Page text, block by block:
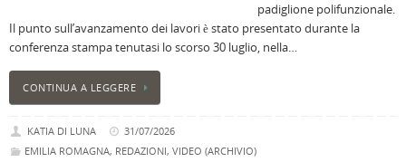
padiglione polifunzionale.
Il punto sull’avanzamento dei lavori è stato presentato durante la
conferenza stampa tenutasi lo scorso 30 luglio, nella…
CONTINUA A LEGGERE
KATIA DI LUNA
31/07/2026
EMILIA ROMAGNA, REDAZIONI, VIDEO (ARCHIVIO)